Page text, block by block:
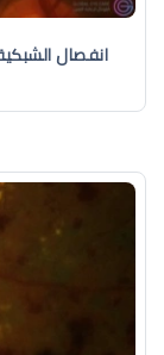
انفصال